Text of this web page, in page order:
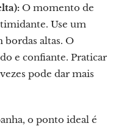
O momento de
Use um
bordas altas. O
e confiante. Praticar
pode dar mais
o ponto ideal é